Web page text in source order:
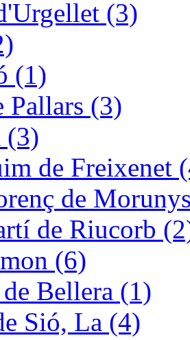
(3)
(1)
Pallars (3)
(3)
de Freixenet
de
de Riucorb
(6)
Bellera (1)
Sió, La (4)